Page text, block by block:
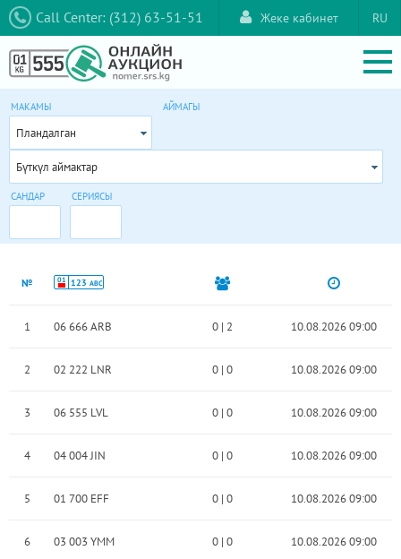
Call Center: (312) 63-51-51 RU
Жеке кабинет
МАКАМЫ
Пландалган
АЙМАГЫ
Бүткүл аймактар
САНДАР СЕРИЯСЫ
№ 01 123 ABC
1 06 666 ARB 0| 2 10.08.2026 09:00
2 02 222 LNR 0| 0 10.08.2026 09:00
3 06 555 LVL 0| 0 10.08.2026 09:00
4 04 004 JIN 0| 0 10.08.2026 09:00
5 01 700 EFF 0| 0 10.08.2026 09:00
6 03 003 YMM 0| 0 10.08.2026 09:00